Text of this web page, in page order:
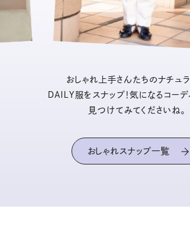
おしゃれ上手さんたちのナチュ
DAILY服をスナップ！気になるコーデ
見つけてみてくださいね。
おしゃれスナップ一覧